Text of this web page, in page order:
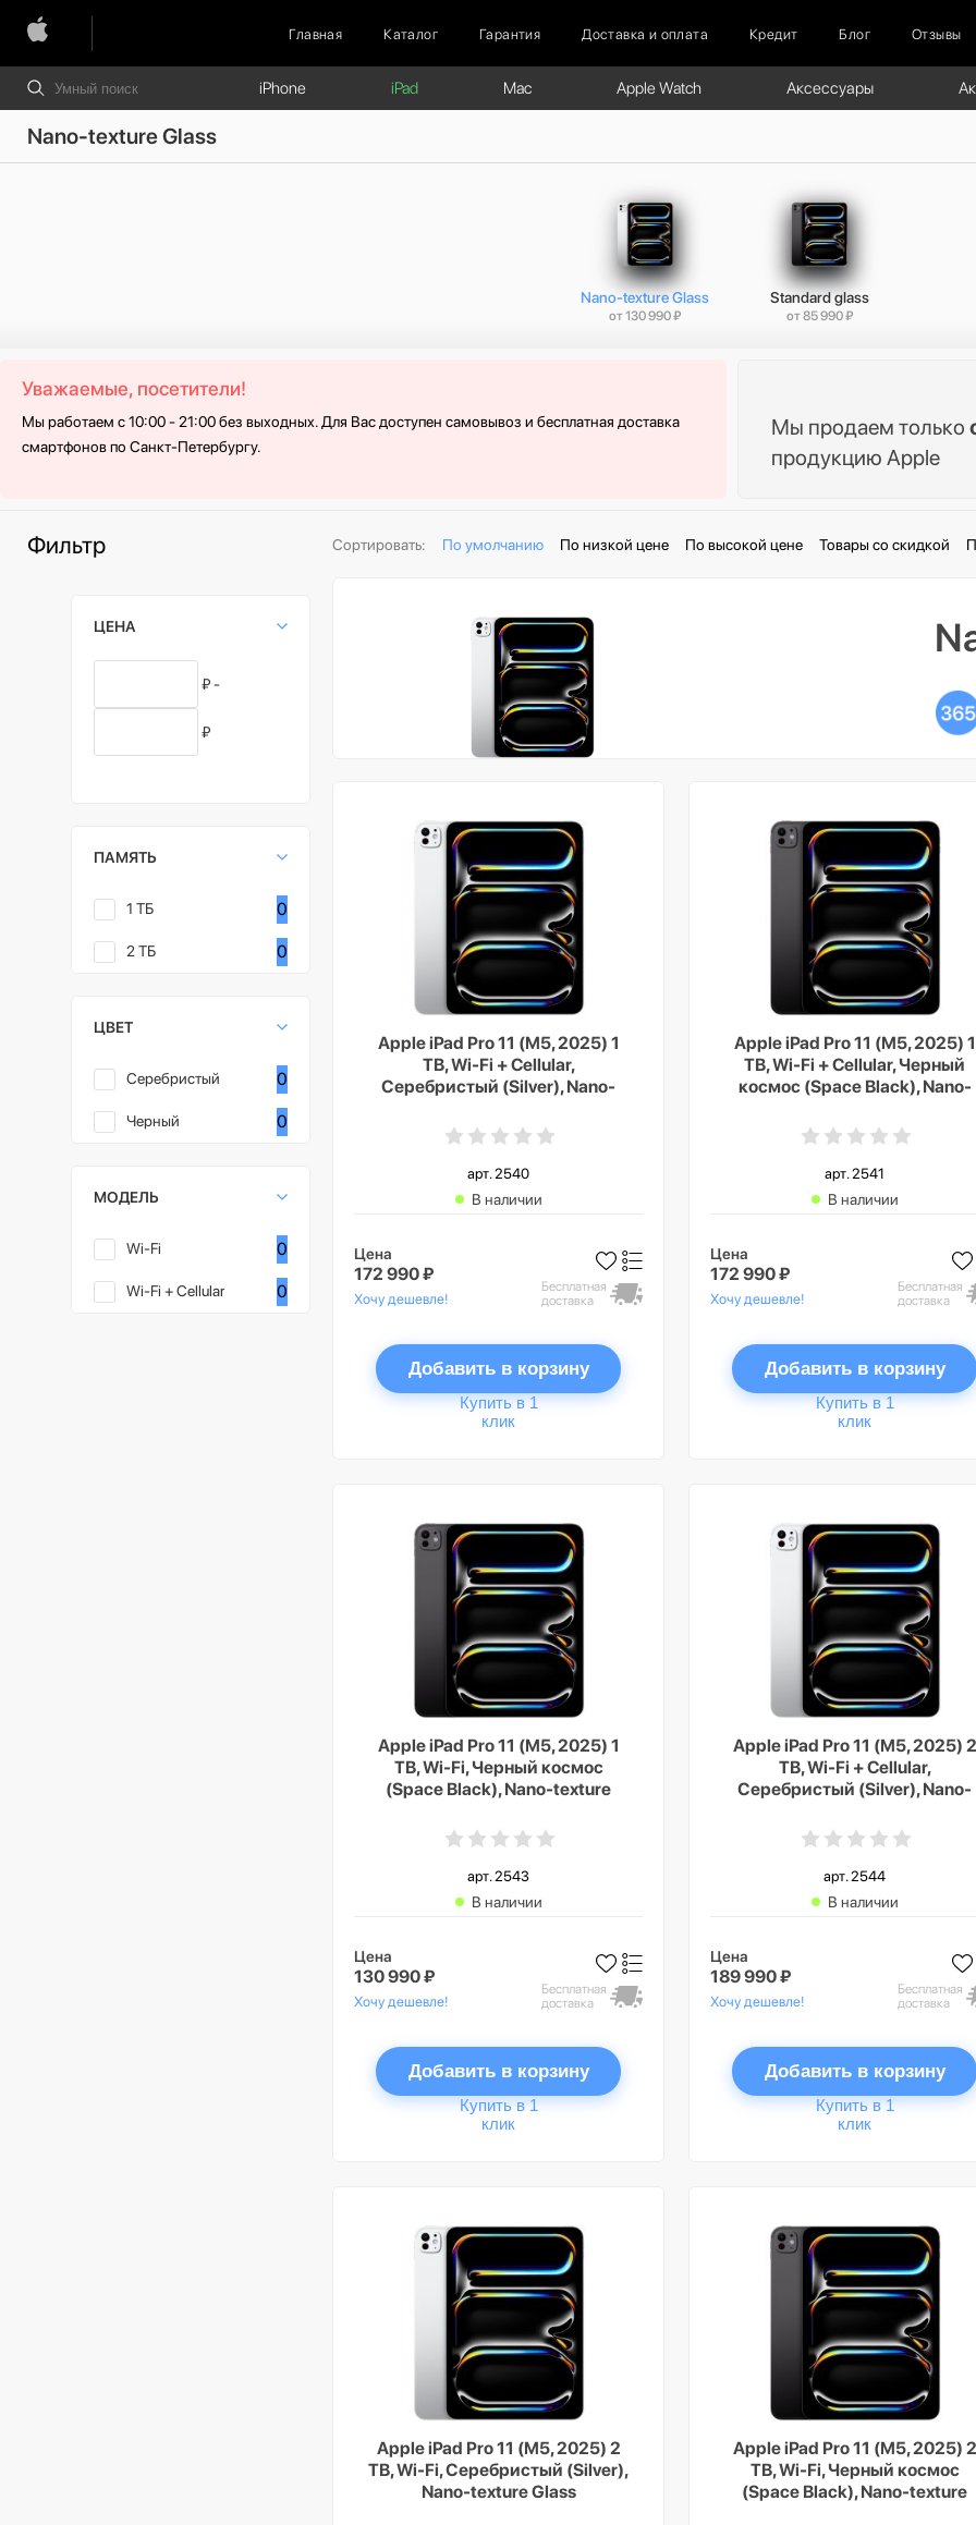
Главная Каталог Гарантия Доставка и оплата Кредит Блог Отзывы
iPhone iPad Mac Apple Watch Аксессуары
Nano-texture Glass
Nano-texture Glass
от 130 990 ₽
Standard glass
от 85 990 ₽
Уважаемые, посетители!
Мы работаем с 10:00 - 21:00 без выходных. Для Вас доступен самовывоз и бесплатная доставка
смартфонов по Санкт-Петербургу.
Мы продаем только
продукцию Apple
Фильтр Сортировать: По умолчанию По низкой цене По высокой цене Товары со скидкой
ЦЕНА
₽ -
₽
ПАМЯТЬ
1 ТБ 0
2 ТБ 0
ЦВЕТ
Серебристый 0
Черный 0
МОДЕЛЬ
Wi-Fi 0
Wi-Fi + Cellular 0
Apple iPad Pro 11 (M5, 2025) 1
TB, Wi-Fi + Cellular,
Серебристый (Silver), Nano-
арт. 2540
В наличии
Цена
172 990 ₽
Хочу дешевле!
Бесплатная
доставка
Добавить в корзину
Купить в 1
клик
Apple iPad Pro 11 (M5, 2025) 1
TB, Wi-Fi + Cellular, Черный
космос (Space Black), Nano-
арт. 2541
В наличии
Цена
172 990 ₽
Хочу дешевле!
Бесплатная
доставка
Добавить в корзину
Купить в 1
клик
Apple iPad Pro 11 (M5, 2025) 1
TB, Wi-Fi, Черный космос
(Space Black), Nano-texture
арт. 2543
В наличии
Цена
130 990 ₽
Хочу дешевле!
Бесплатная
доставка
Добавить в корзину
Купить в 1
клик
Apple iPad Pro 11 (M5, 2025) 2
TB, Wi-Fi + Cellular,
Серебристый (Silver), Nano-
арт. 2544
В наличии
Цена
189 990 ₽
Хочу дешевле!
Бесплатная
доставка
Добавить в корзину
Купить в 1
клик
Apple iPad Pro 11 (M5, 2025) 2
TB, Wi-Fi, Серебристый (Silver),
Nano-texture Glass
Apple iPad Pro 11 (M5, 2025) 2
TB, Wi-Fi, Черный космос
(Space Black), Nano-texture